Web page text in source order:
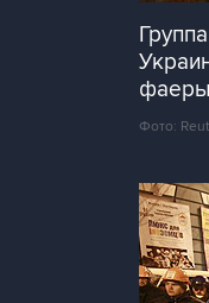
Фото: